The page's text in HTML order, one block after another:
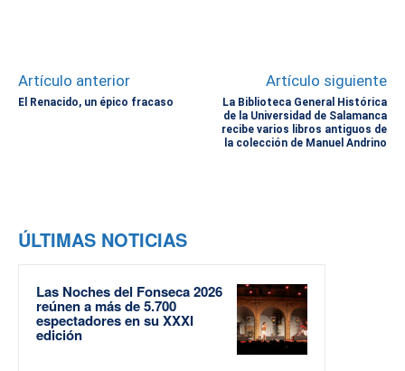
Artículo anterior
El Renacido, un épico fracaso
Artículo siguiente
La Biblioteca General Histórica
de la Universidad de Salamanca
recibe varios libros antiguos de
la colección de Manuel Andrino
ÚLTIMAS NOTICIAS
Las Noches del Fonseca 2026
reúnen a más de 5.700
espectadores en su XXXI
edición